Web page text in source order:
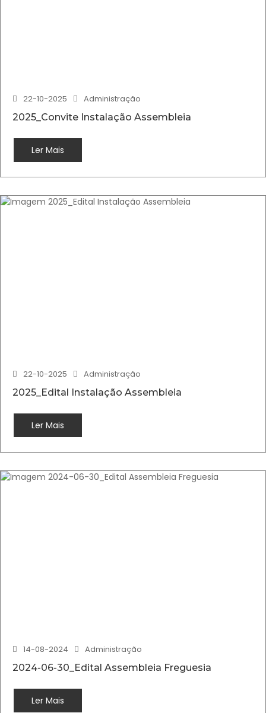
22-10-2025
Administração
2025_Convite Instalação Assembleia
Ler Mais
22-10-2025
Administração
2025_Edital Instalação Assembleia
Ler Mais
14-08-2024
Administração
2024-06-30_Edital Assembleia Freguesia
Ler Mais